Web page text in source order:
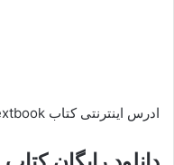
ادرس اینترنتی کتاب Level 8 Korean Grammar Textbook